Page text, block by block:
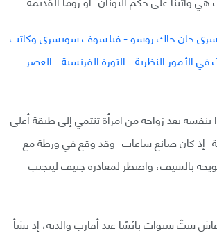
بعد زواجه من امرأة تنتمي إلى طبقة أعلى
-إذ كان صانع ساعات- وقد وقع في ورطة مع
بالسيف، واضطر لمغادرة جنيف ليتجنب
ستّ سنوات بائسًا عند أقارب والدته، إذ نشأ